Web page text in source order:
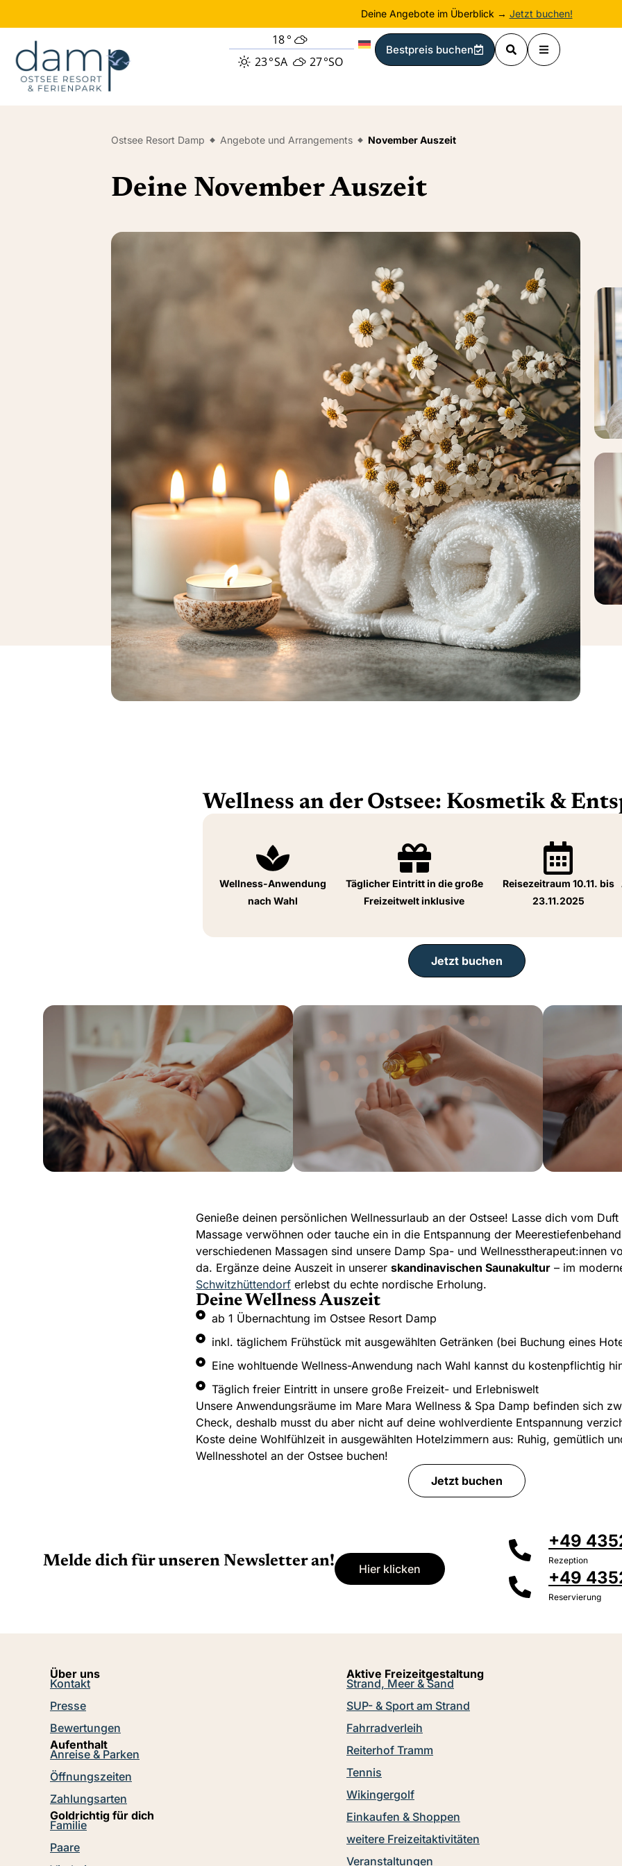
Deine Angebote im Überblick → Jetzt buchen!
18°
23°SA 27°SO
Bestpreis buchen
Ostsee Resort Damp Angebote und Arrangements November Auszeit
Deine November Auszeit
Wellness an der Ostsee: Kosmetik &
Wellness-Anwendung
nach Wahl
Täglicher Eintritt in die große
Freizeitwelt inklusive
Reisezeitraum 10.11. bis
23.11.2025
Jetzt buchen
Weiter
Wohlfühlmassage
Gönne dir eine Auszeit bei einer
muskellockernden und
durchblutungsfördernden Massage
Aroma Öl Massage
Gönn dir eine entspannende
Ganzkörpermassage mit Aromaöl
Die
Genieße deinen persönlichen Wellnessurlaub an der Ostsee! Lasse dich vom
Massage verwöhnen oder tauche ein in die Entspannung der
verschiedenen Massagen sind unsere Damp Spa- und Wellnesstherapeut:innen
da. Ergänze deine Auszeit in unserer skandinavischen Saunakultur – im
Schwitzhüttendorf erlebst du echte nordische Erholung.
Deine Wellness Auszeit
ab 1 Übernachtung im Ostsee Resort Damp
inkl. täglichem Frühstück mit ausgewählten Getränken (bei Buchung eines
Eine wohltuende Wellness-Anwendung nach Wahl kannst du kostenpflichtig
Täglich freier Eintritt in unsere große Freizeit- und Erlebniswelt
Unsere Anwendungsräume im Mare Mara Wellness & Spa Damp befinden sich
Check, deshalb musst du aber nicht auf deine wohlverdiente Entspannung
Koste deine Wohlfühlzeit in ausgewählten Hotelzimmern aus: Ruhig, gemütlich
Wellnesshotel an der Ostsee buchen!
Jetzt buchen
Melde dich für unseren Newsletter an! Hier klicken
+49
Rezeption
+49
Reservierung
Über uns
Kontakt
Presse
Bewertungen
Aufenthalt
Anreise & Parken
Öffnungszeiten
Zahlungsarten
Goldrichtig für dich
Familie
Paare
Aktive Freizeitgestaltung
Strand, Meer & Sand
SUP- & Sport am Strand
Fahrradverleih
Reiterhof Tramm
Tennis
Wikingergolf
Einkaufen & Shoppen
weitere Freizeitaktivitäten
Veranstaltungen